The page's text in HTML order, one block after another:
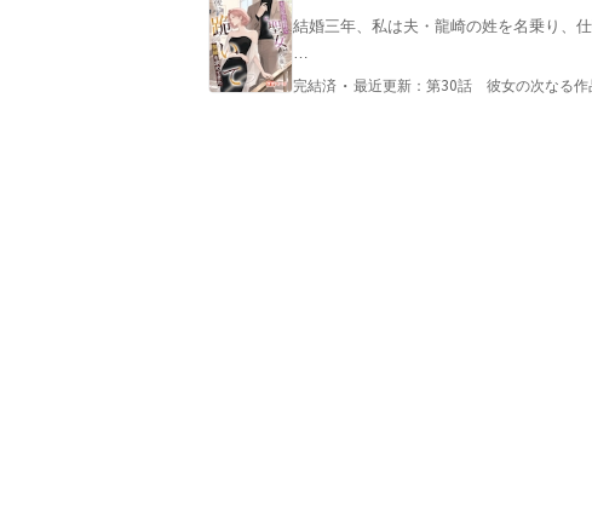
結婚三年、私は夫・龍崎の姓を名乗り、
しかし、記念日に夫のスマホを見てし
完結済 ・ 最近更新： 第30話 彼女の次なる作